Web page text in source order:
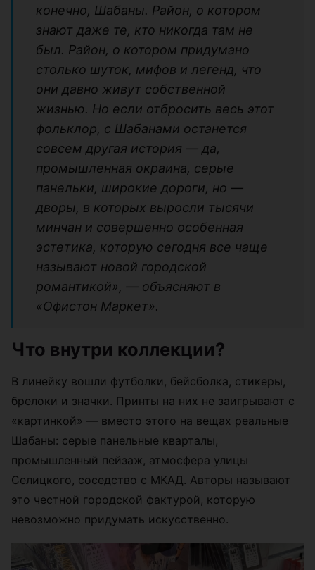
конечно, Шабаны. Район, о котором
знают даже те, кто никогда там не
был. Район, о котором придумано
столько шуток, мифов и легенд, что
они давно живут собственной
жизнью. Но если отбросить весь этот
фольклор, с Шабанами останется
совсем другая история — да,
промышленная окраина, серые
панельки, широкие дороги, но —
дворы, в которых выросли тысячи
минчан и совершенно особенная
эстетика, которую сегодня все чаще
называют новой городской
романтикой», — объясняют в
«Офистон Маркет».
Что внутри коллекции?
В линейку вошли футболки, бейсболка, стикеры,
брелоки и значки. Принты на них не заигрывают с
«картинкой» — вместо этого на вещах реальные
Шабаны: серые панельные кварталы,
промышленный пейзаж, атмосфера улицы
Селицкого, соседство с МКАД. Авторы называют
это честной городской фактурой, которую
невозможно придумать искусственно.